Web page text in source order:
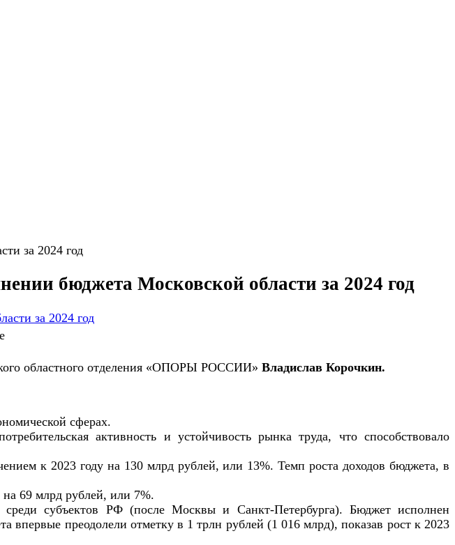
за 2024 год
бюджета Московской области за 2024 год
областного отделения «ОПОРЫ РОССИИ» Владислав Корочкин.
сферах.
активность и устойчивость рынка труда, что способствовало
к 2023 году на 130 млрд рублей, или 13%. Темп роста доходов бюджета, в
69 млрд рублей, или 7%.
субъектов РФ (после Москвы и Санкт-Петербурга). Бюджет исполнен
преодолели отметку в 1 трлн рублей (1 016 млрд), показав рост к 2023